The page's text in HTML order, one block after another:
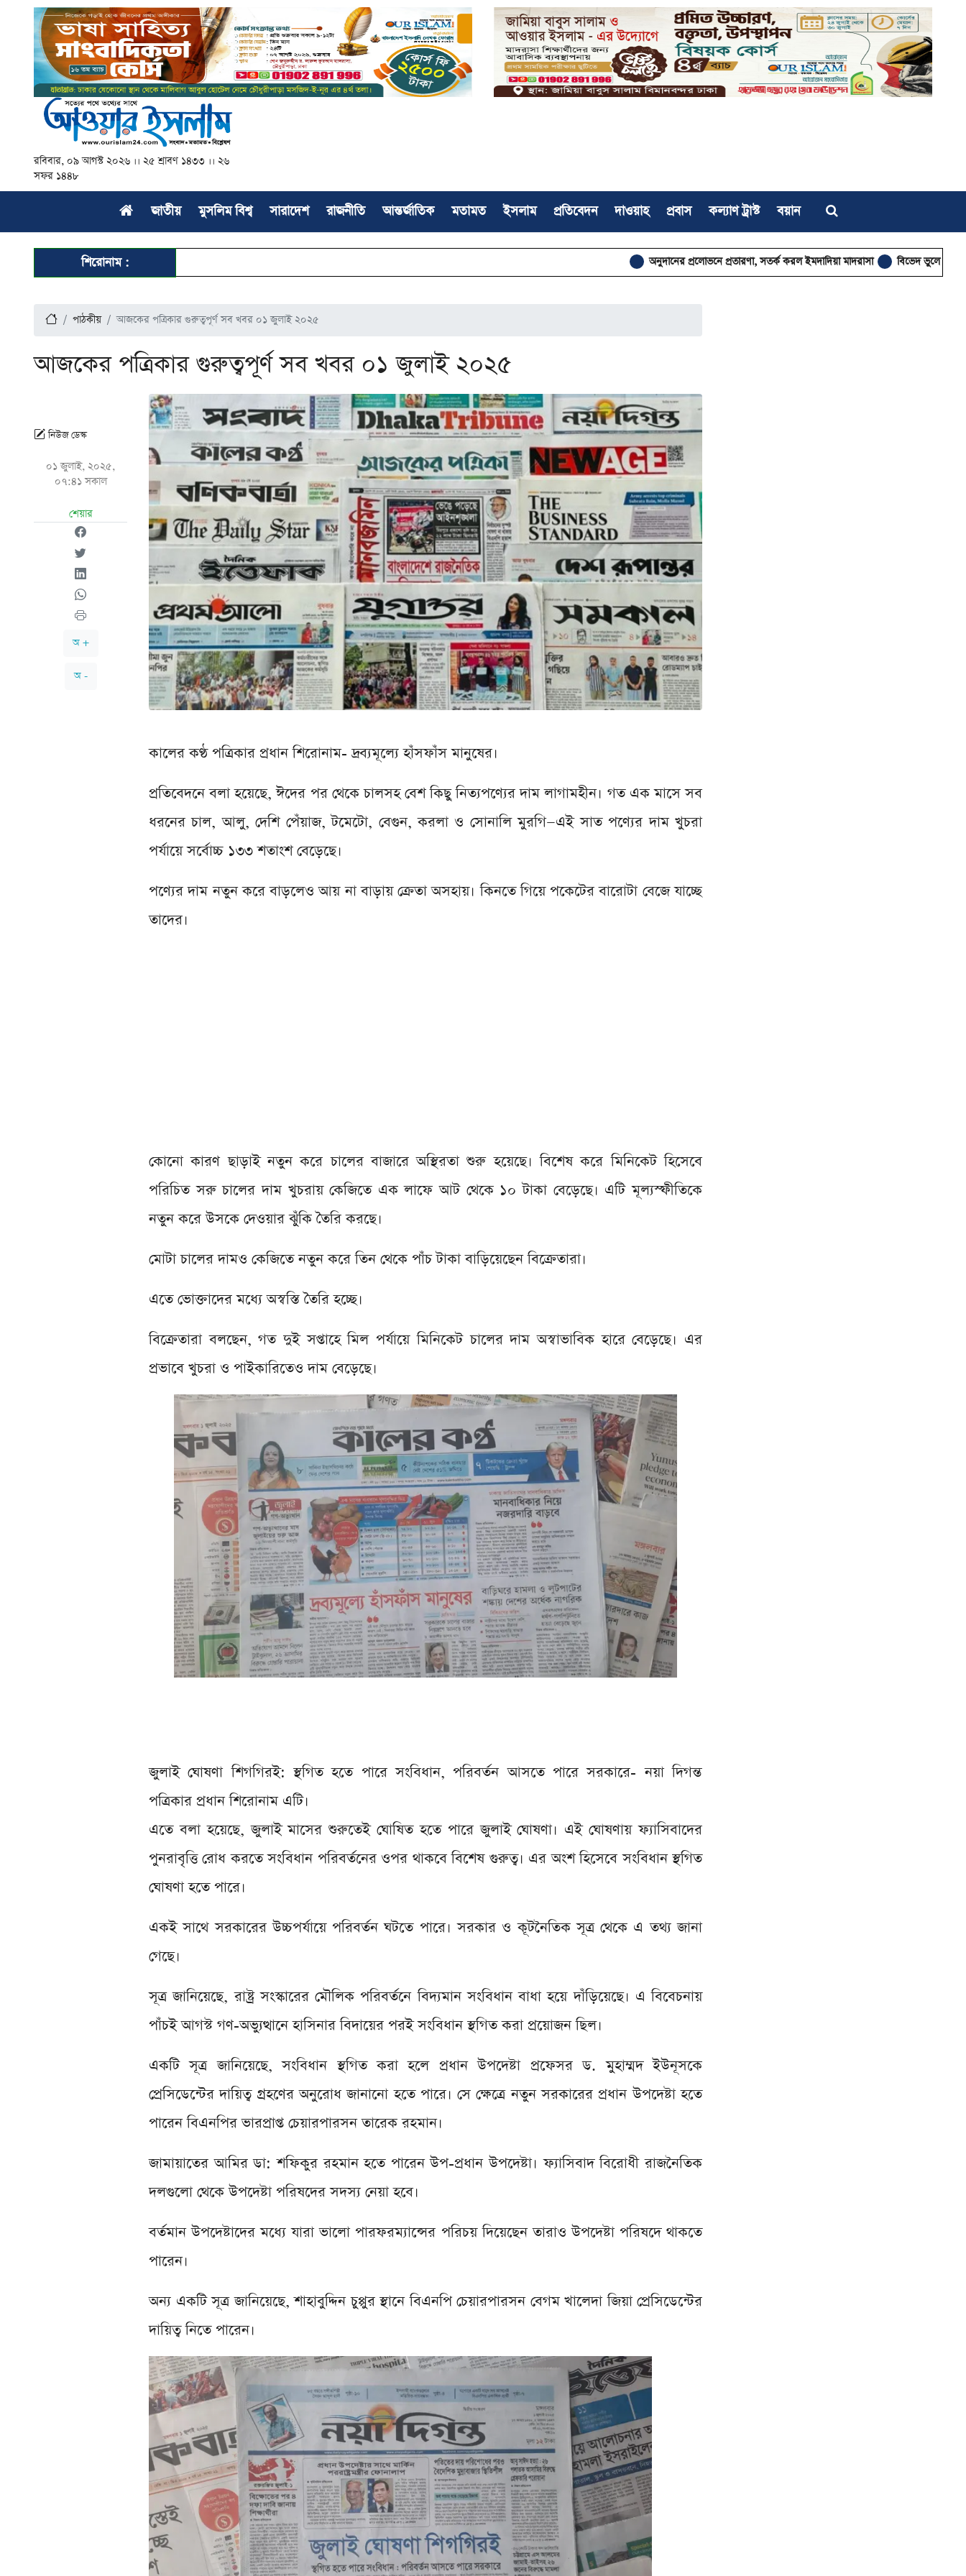
রবিবার, ০৯ আগস্ট ২০২৬ ।। ২৫ শ্রাবণ ১৪৩৩ ।। ২৬
সফর ১৪৪৮
জাতীয় মুসলিম বিশ্ব সারাদেশ রাজনীতি আন্তর্জাতিক মতামত ইসলাম প্রতিবেদন দাওয়াহ প্রবাস কল্যাণ ট্রাস্ট বয়ান
শিরোনাম : অনুদানের প্রলোভনে প্রতারণা, সতর্ক করল ইমদাদিয়া মাদরাসা বিভেদ ভুলে ঐক্যের ডাক মুফতি
পাঠকীয় আজকের পত্রিকার গুরুত্বপূর্ণ সব খবর ০১ জুলাই ২০২৫
আজকের পত্রিকার গুরুত্বপূর্ণ সব খবর ০১ জুলাই ২০২৫
নিউজ ডেস্ক
০১ জুলাই, ২০২৫,
০৭:৪১ সকাল
শেয়ার
অ +
অ -
কালের কণ্ঠ পত্রিকার প্রধান শিরোনাম- দ্রব্যমূল্যে হাঁসফাঁস মানুষের।
প্রতিবেদনে বলা হয়েছে, ঈদের পর থেকে চালসহ বেশ কিছু নিত্যপণ্যের দাম লাগামহীন। গত এক মাসে সব
ধরনের চাল, আলু, দেশি পেঁয়াজ, টমেটো, বেগুন, করলা ও সোনালি মুরগি—এই সাত পণ্যের দাম খুচরা
পর্যায়ে সর্বোচ্চ ১৩৩ শতাংশ বেড়েছে।
পণ্যের দাম নতুন করে বাড়লেও আয় না বাড়ায় ক্রেতা অসহায়। কিনতে গিয়ে পকেটের বারোটা বেজে যাচ্ছে
তাদের।
কোনো কারণ ছাড়াই নতুন করে চালের বাজারে অস্থিরতা শুরু হয়েছে। বিশেষ করে মিনিকেট হিসেবে
পরিচিত সরু চালের দাম খুচরায় কেজিতে এক লাফে আট থেকে ১০ টাকা বেড়েছে। এটি মূল্যস্ফীতিকে
নতুন করে উসকে দেওয়ার ঝুঁকি তৈরি করছে।
মোটা চালের দামও কেজিতে নতুন করে তিন থেকে পাঁচ টাকা বাড়িয়েছেন বিক্রেতারা।
এতে ভোক্তাদের মধ্যে অস্বস্তি তৈরি হচ্ছে।
বিক্রেতারা বলছেন, গত দুই সপ্তাহে মিল পর্যায়ে মিনিকেট চালের দাম অস্বাভাবিক হারে বেড়েছে। এর
প্রভাবে খুচরা ও পাইকারিতেও দাম বেড়েছে।
জুলাই ঘোষণা শিগগিরই: স্থগিত হতে পারে সংবিধান, পরিবর্তন আসতে পারে সরকারে-নয়া দিগন্ত
পত্রিকার প্রধান শিরোনাম এটি।
এতে বলা হয়েছে, জুলাই মাসের শুরুতেই ঘোষিত হতে পারে জুলাই ঘোষণা। এই ঘোষণায় ফ্যাসিবাদের
পুনরাবৃত্তি রোধ করতে সংবিধান পরিবর্তনের ওপর থাকবে বিশেষ গুরুত্ব। এর অংশ হিসেবে সংবিধান স্থগিত
ঘোষণা হতে পারে।
একই সাথে সরকারের উচ্চপর্যায়ে পরিবর্তন ঘটতে পারে। সরকার ও কূটনৈতিক সূত্র থেকে এ তথ্য জানা
গেছে।
সূত্র জানিয়েছে, রাষ্ট্র সংস্কারের মৌলিক পরিবর্তনে বিদ্যমান সংবিধান বাধা হয়ে দাঁড়িয়েছে। এ বিবেচনায়
পাঁচই আগস্ট গণ-অভ্যুত্থানে হাসিনার বিদায়ের পরই সংবিধান স্থগিত করা প্রয়োজন ছিল।
একটি সূত্র জানিয়েছে, সংবিধান স্থগিত করা হলে প্রধান উপদেষ্টা প্রফেসর ড. মুহাম্মদ ইউনূসকে
প্রেসিডেন্টের দায়িত্ব গ্রহণের অনুরোধ জানানো হতে পারে। সে ক্ষেত্রে নতুন সরকারের প্রধান উপদেষ্টা হতে
পারেন বিএনপির ভারপ্রাপ্ত চেয়ারপারসন তারেক রহমান।
জামায়াতের আমির ডা: শফিকুর রহমান হতে পারেন উপ-প্রধান উপদেষ্টা। ফ্যাসিবাদ বিরোধী রাজনৈতিক
দলগুলো থেকে উপদেষ্টা পরিষদের সদস্য নেয়া হবে।
বর্তমান উপদেষ্টাদের মধ্যে যারা ভালো পারফরম্যান্সের পরিচয় দিয়েছেন তারাও উপদেষ্টা পরিষদে থাকতে
পারেন।
অন্য একটি সূত্র জানিয়েছে, শাহাবুদ্দিন চুপ্পুর স্থানে বিএনপি চেয়ারপারসন বেগম খালেদা জিয়া প্রেসিডেন্টের
দায়িত্ব নিতে পারেন।